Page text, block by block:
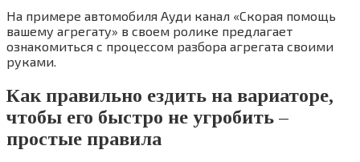
На примере автомобиля Ауди канал «Скорая помощь
вашему агрегату» в своем ролике предлагает
ознакомиться с процессом разбора агрегата своими
руками.
Как правильно ездить на вариаторе,
чтобы его быстро не угробить –
простые правила